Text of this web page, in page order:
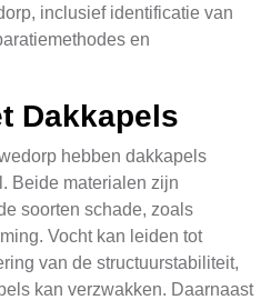
inclusief identificatie van
en
Dakkapels
hebben dakkapels
Beide materialen zijn
soorten schade, zoals
Vocht kan leiden tot
van de structuurstabiliteit,
kan verzwakken. Daarnaast